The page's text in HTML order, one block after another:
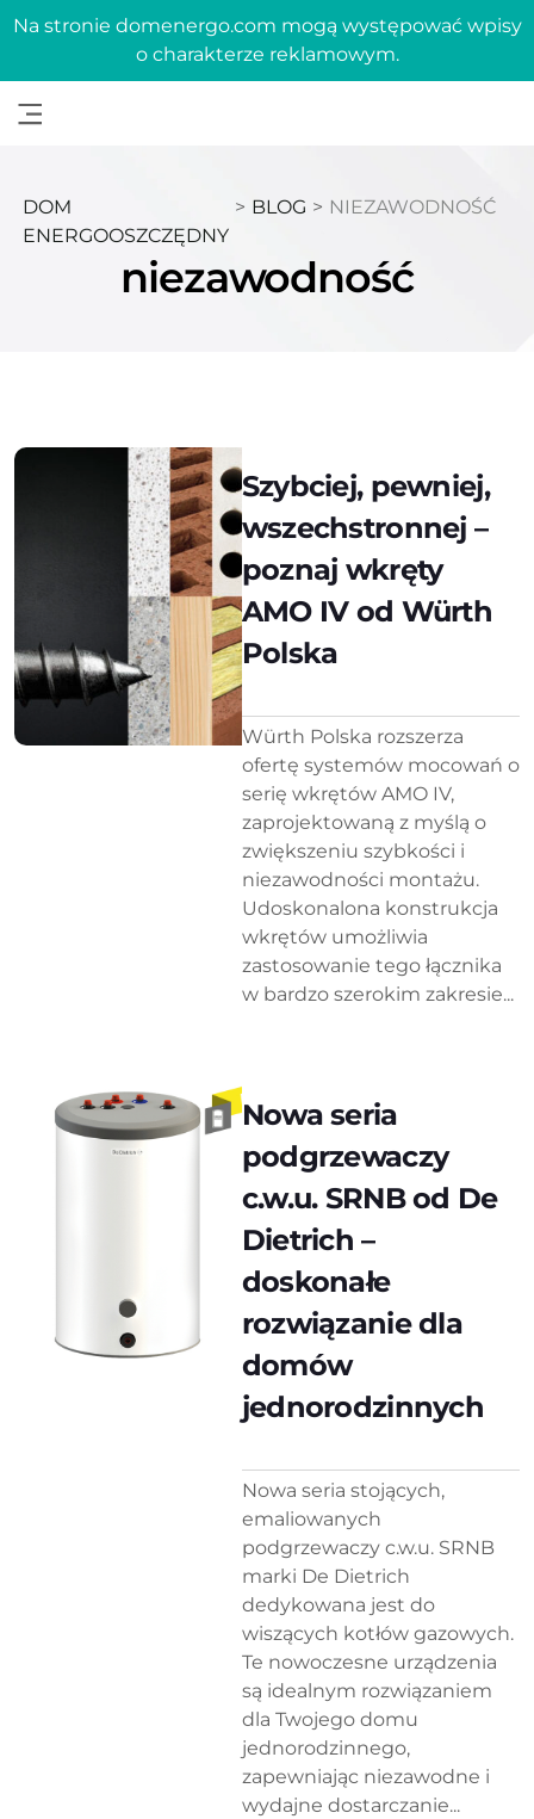
Na stronie domenergo.com mogą występować wpisy
o charakterze reklamowym.
DOM
ENERGOOSZCZĘDNY
> BLOG > NIEZAWODNOŚĆ
niezawodność
Szybciej, pewniej,
wszechstronnej –
poznaj wkręty
AMO IV od Würth
Polska
Würth Polska rozszerza
ofertę systemów mocowań o
serię wkrętów AMO IV,
zaprojektowaną z myślą o
zwiększeniu szybkości i
niezawodności montażu.
Udoskonalona konstrukcja
wkrętów umożliwia
zastosowanie tego łącznika
w bardzo szerokim zakresie...
Nowa seria
podgrzewaczy
c.w.u. SRNB od De
Dietrich –
doskonałe
rozwiązanie dla
domów
jednorodzinnych
Nowa seria stojących,
emaliowanych
podgrzewaczy c.w.u. SRNB
marki De Dietrich
dedykowana jest do
wiszących kotłów gazowych.
Te nowoczesne urządzenia
są idealnym rozwiązaniem
dla Twojego domu
jednorodzinnego,
zapewniając niezawodne i
wydajne dostarczanie...